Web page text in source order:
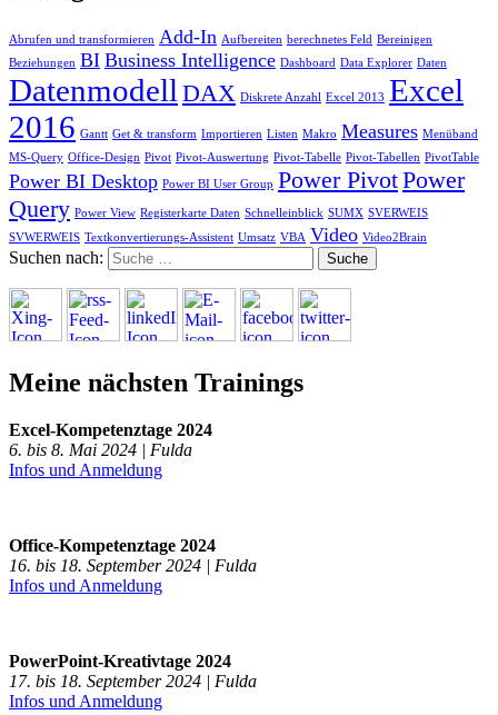
Abrufen und transformieren Add-In Aufbereiten berechnetes Feld Bereinigen
Beziehungen BI Business Intelligence Dashboard Data Explorer Daten
Datenmodell DAX Diskrete Anzahl Excel 2013 Excel
2016 Gantt Get & transform Importieren Listen Makro Measures Menüband
MS-Query Office-Design Pivot Pivot-Auswertung Pivot-Tabelle Pivot-Tabellen PivotTable
Power BI Desktop Power BI User Group Power PivotPower
Query Power View Registerkarte Daten Schnelleinblick SUMX SVERWEIS
SVWERWEIS Textkonvertierungs-Assistent Umsatz VBA Video Video2Brain
Suchen nach:
Meine nächsten Trainings
Excel-Kompetenztage 2024
6. bis 8. Mai 2024 | Fulda
Infos und Anmeldung
Office-Kompetenztage 2024
16. bis 18. September 2024 | Fulda
Infos und Anmeldung
PowerPoint-Kreativtage 2024
17. bis 18. September 2024 | Fulda
Infos und Anmeldung